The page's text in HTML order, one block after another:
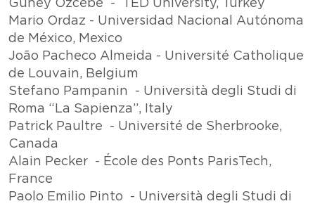
Guney Ozcebe - TED University, Turkey
Mario Ordaz - Universidad Nacional Autónoma
de México, Mexico
João Pacheco Almeida - Université Catholique
de Louvain, Belgium
Stefano Pampanin - Università degli Studi di
Roma “La Sapienza”, Italy
Patrick Paultre - Université de Sherbrooke,
Canada
Alain Pecker - École des Ponts ParisTech,
France
Paolo Emilio Pinto - Università degli Studi di